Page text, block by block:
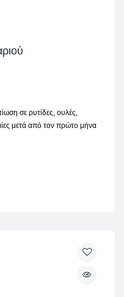
σε ρυτίδες, ουλές,
μετά από τον πρώτο μήνα